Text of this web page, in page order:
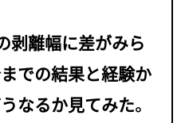
剥離幅に差がみら
での結果と経験か
なるか見てみた。